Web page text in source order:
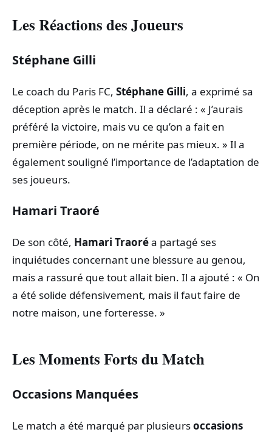
Les Réactions des Joueurs
Stéphane Gilli
Le coach du Paris FC, Stéphane Gilli, a exprimé sa
déception après le match. Il a déclaré : « J’aurais
préféré la victoire, mais vu ce qu’on a fait en
première période, on ne mérite pas mieux. » Il a
également souligné l’importance de l’adaptation de
ses joueurs.
Hamari Traoré
De son côté, Hamari Traoréa partagé ses
inquiétudes concernant une blessure au genou,
mais a rassuré que tout allait bien. Il a ajouté : « On
a été solide défensivement, mais il faut faire de
notre maison, une forteresse. »
Les Moments Forts du Match
Occasions Manquées
Le match a été marqué par plusieursoccasions